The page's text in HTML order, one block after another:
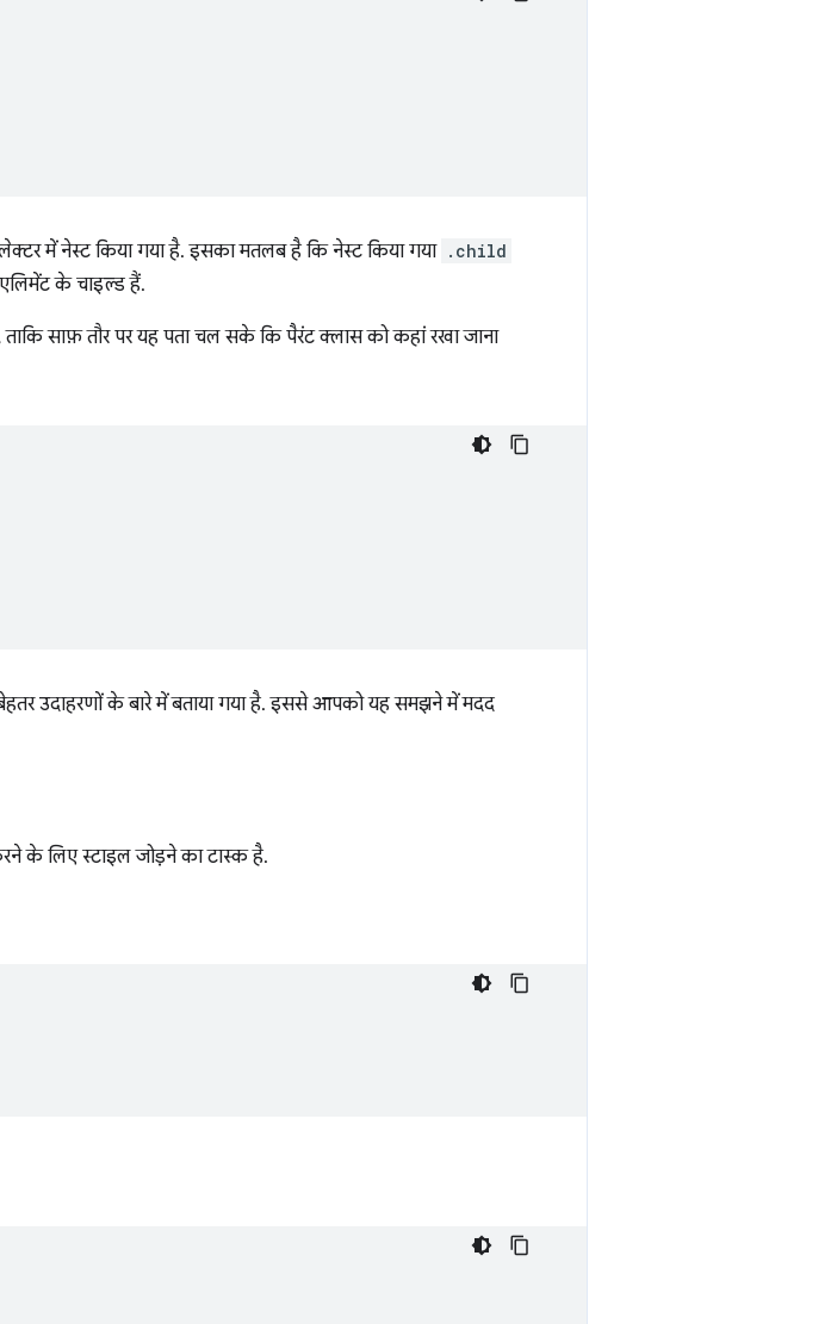
में नेस्ट किया गया है. इसका मतलब है कि नेस्ट किया गया .child
के चाइल्ड हैं.
साफ़ तौर पर यह पता चल सके कि पैरंट क्लास को कहां रखा जाना
उदाहरणों के बारे में बताया गया है. इससे आपको यह समझने में मदद
के लिए स्टाइल जोड़ने का टास्क है.